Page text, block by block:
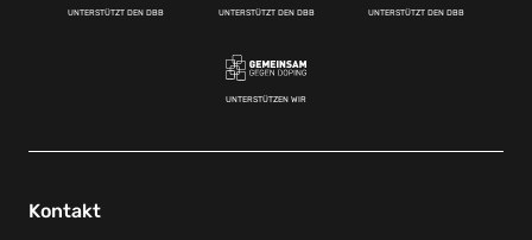
UNTERSTÜTZT DEN DBB UNTERSTÜTZT DEN DBB UNTERSTÜTZT DEN DBB
UNTERSTÜTZEN WIR
Kontakt